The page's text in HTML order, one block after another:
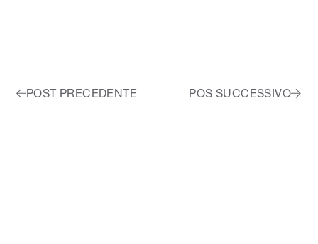
POST PRECEDENTE POS SUCCESSIVO